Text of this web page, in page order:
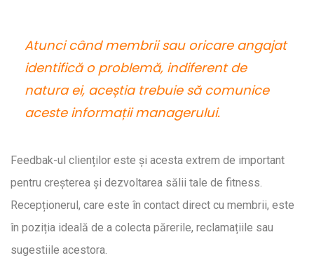
Atunci când membrii sau oricare angajat
identifică o problemă, indiferent de
natura ei, aceștia trebuie să comunice
aceste informații managerului.
Feedbak-ul clienților este și acesta extrem de important
pentru creșterea și dezvoltarea sălii tale de fitness.
Recepționerul, care este în contact direct cu membrii, este
în poziția ideală de a colecta părerile, reclamațiile sau
sugestiile acestora.